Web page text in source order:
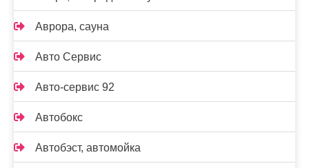
Аврора, сауна
Авто Сервис
Авто-сервис 92
Автобокс
Автобэст, автомойка